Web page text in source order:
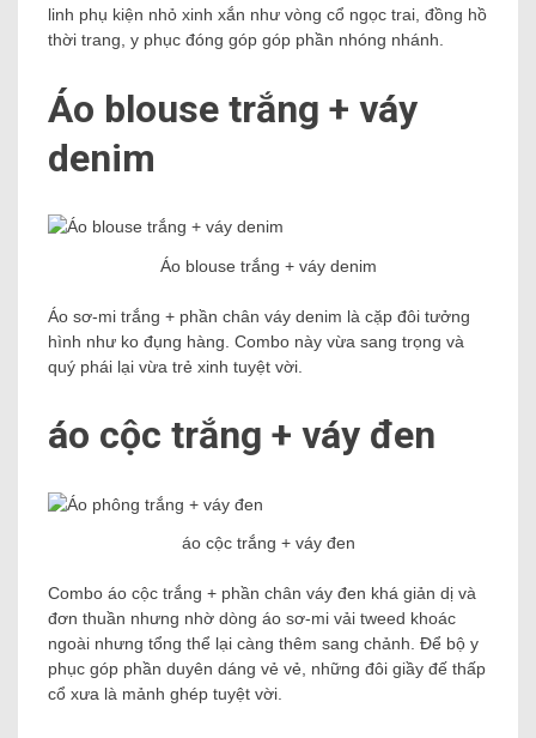
linh phụ kiện nhỏ xinh xắn như vòng cổ ngọc trai, đồng hồ
thời trang, y phục đóng góp góp phần nhóng nhánh.
Áo blouse trắng + váy
denim
Áo blouse trắng + váy denim
Áo sơ-mi trắng + phần chân váy denim là cặp đôi tưởng
hình như ko đụng hàng. Combo này vừa sang trọng và
quý phái lại vừa trẻ xinh tuyệt vời.
áo cộc trắng + váy đen
áo cộc trắng + váy đen
Combo áo cộc trắng + phần chân váy đen khá giản dị và
đơn thuần nhưng nhờ dòng áo sơ-mi vải tweed khoác
ngoài nhưng tổng thể lại càng thêm sang chảnh. Để bộ y
phục góp phần duyên dáng vẻ vẻ, những đôi giầy đế thấp
cổ xưa là mảnh ghép tuyệt vời.